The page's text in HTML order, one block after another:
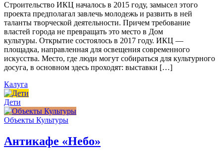
Строительство ИКЦ началось в 2015 году, замысел этого
проекта предполагал завлечь молодежь и развить в ней
таланты творческой деятельности. Причем требование
властей города не превращать это место в Дом
культуры. Открытие состоялось в 2017 году. ИКЦ —
площадка, направленная для освещения современного
искусства. Место, где люди могут собираться для культурного
досуга, в основном здесь проходят: выставки […]
Калуга
Дети
Объекты Культуры
Антикафе «Небо»